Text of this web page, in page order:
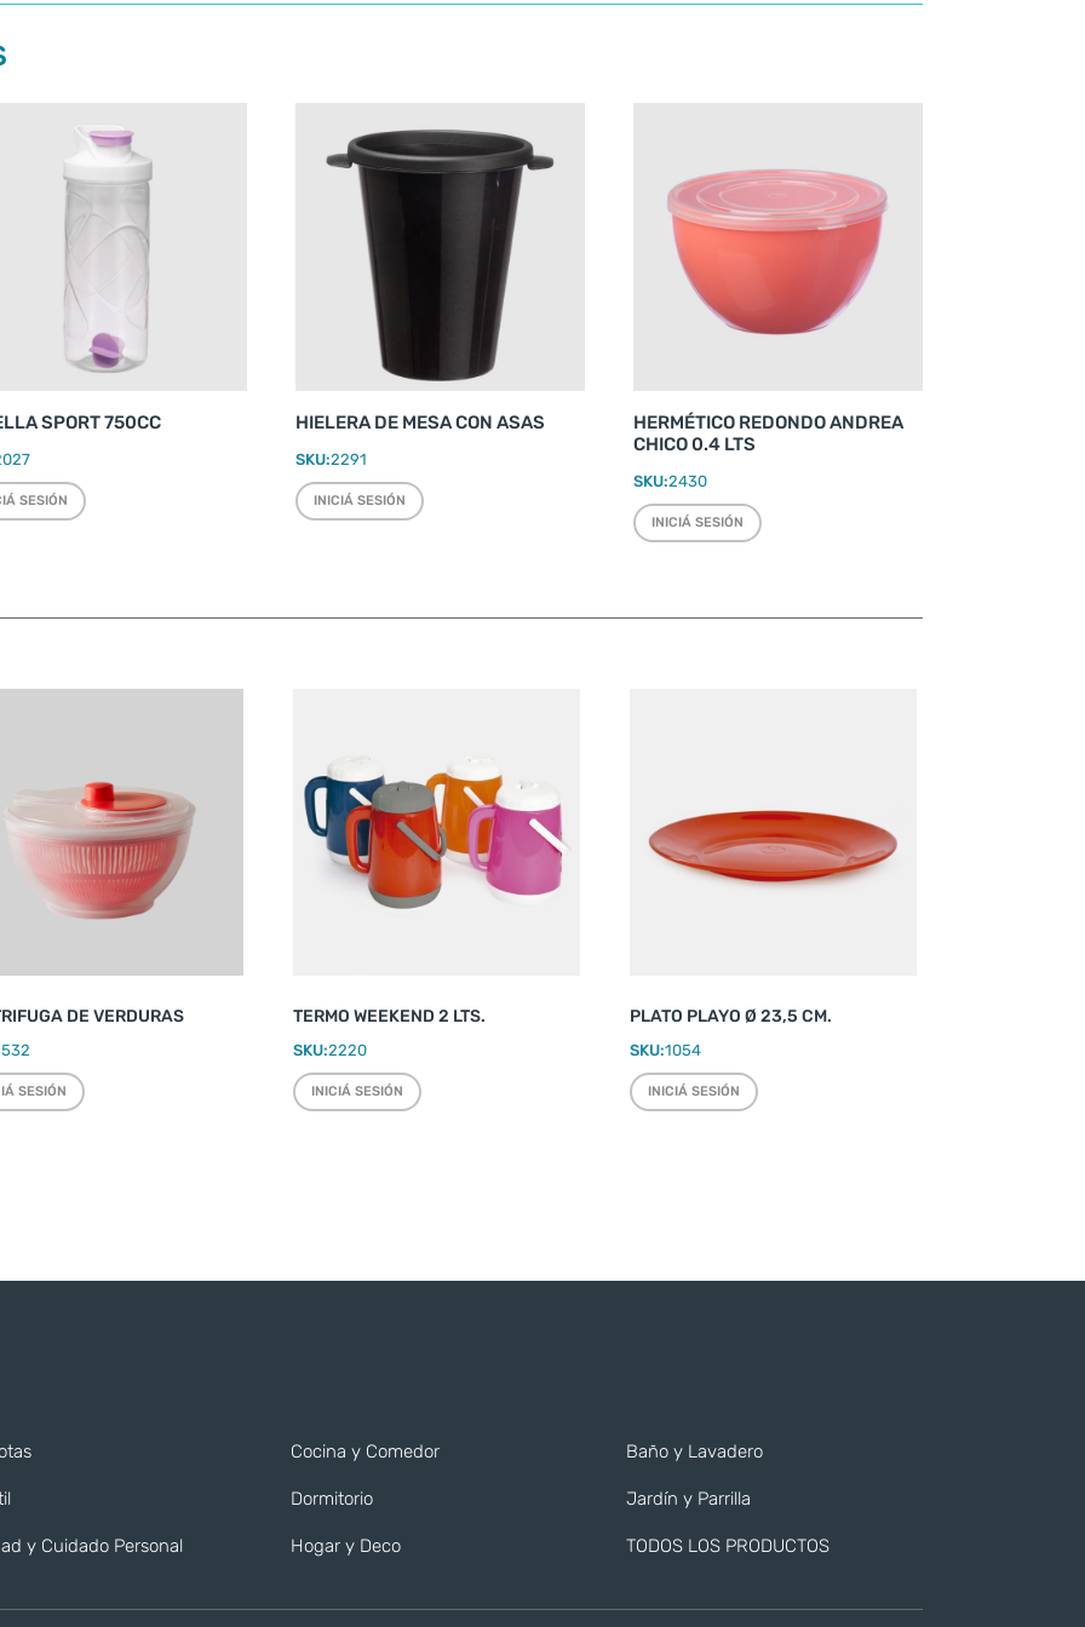
SPORT 750CC
SESIÓN
HIELERA DE MESA CON ASAS
SKU:2291
INICIÁ SESIÓN
HERMÉTICO REDONDO ANDREA
CHICO 0.4 LTS
SKU:2430
INICIÁ SESIÓN
DE VERDURAS
SESIÓN
TERMO WEEKEND 2 LTS.
SKU:2220
INICIÁ SESIÓN
PLATO PLAYO Ø 23,5 CM.
SKU:1054
INICIÁ SESIÓN
y Cuidado Personal
Cocina y Comedor
Dormitorio
Hogar y Deco
Baño y Lavadero
Jardín y Parrilla
TODOS LOS PRODUCTOS